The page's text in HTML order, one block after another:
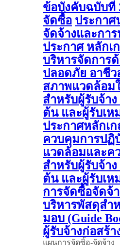
ข้อบังคับฉบับที่
จัดซื้อ ประกาศ
จัดจ้างและกา
ประกาศ หลัก
บริหารจัดการ
ปลอดภัย อาชีว
สภาพแวดล้อม
สำหรับผู้รับจ้า
ต้น และผู้รับเห
ประกาศหลักเ
ควบคุมการปฏิ
แวดล้อมและค
สำหรับผู้รับจ้า
ต้น และผู้รับเห
การจัดซื้อจัดจ้
บริหารพัสดุสำ
มอบ (Guide
ผู้รับจ้างก่อสร้า
แผนการจัดซิ้อ-จัดจ้าง